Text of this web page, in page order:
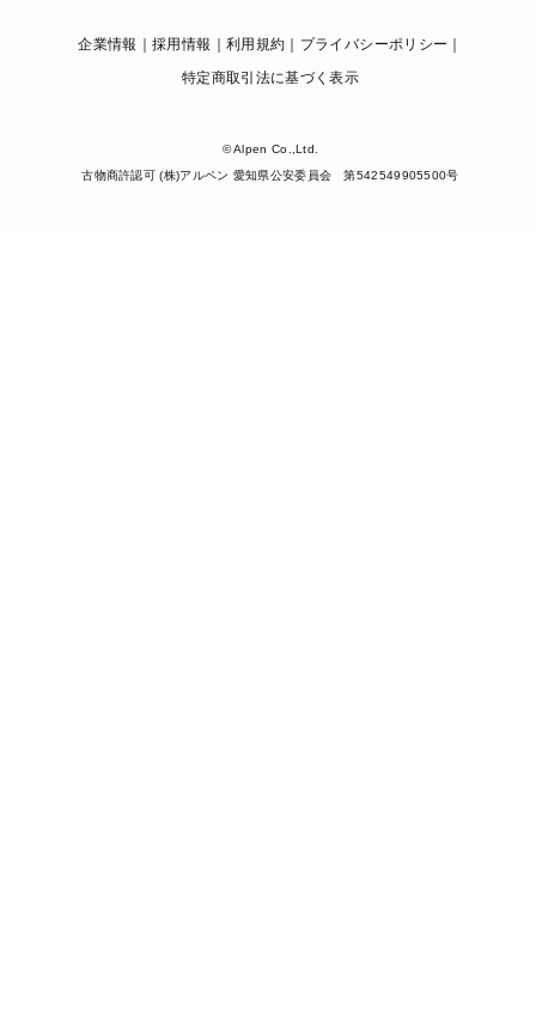
企業情報 採用情報 利用規約
プライバシーポリシー
特定商取引法に基づく表示
© Alpen Co.,Ltd.
古物商許認可 (株)アルペン 愛知県公安委員会 第542549905500号